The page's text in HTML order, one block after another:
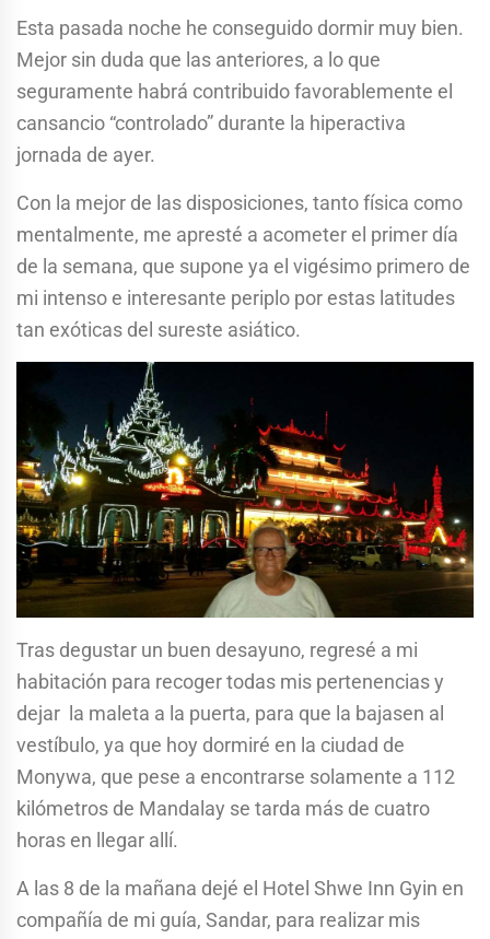
Esta pasada noche he conseguido dormir muy bien.
Mejor sin duda que las anteriores, a lo que
seguramente habrá contribuido favorablemente el
cansancio “controlado” durante la hiperactiva
jornada de ayer.
Con la mejor de las disposiciones, tanto física como
mentalmente, me apresté a acometer el primer día
de la semana, que supone ya el vigésimo primero de
mi intenso e interesante periplo por estas latitudes
tan exóticas del sureste asiático.
Tras degustar un buen desayuno, regresé a mi
habitación para recoger todas mis pertenencias y
dejar la maleta a la puerta, para que la bajasen al
vestíbulo, ya que hoy dormiré en la ciudad de
Monywa, que pese a encontrarse solamente a 112
kilómetros de Mandalay se tarda más de cuatro
horas en llegar allí.
A las 8 de la mañana dejé el Hotel Shwe Inn Gyin en
compañía de mi guía, Sandar, para realizar mis